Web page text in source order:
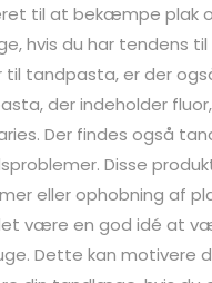
til at bekæmpe plak
hvis du har tendens
til tandpasta, er der
der indeholder
Der findes også
Disse
eller ophobning af
være en god idé at
Dette kan